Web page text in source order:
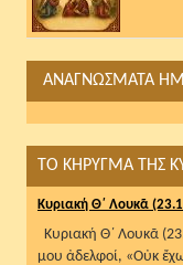
ΑΝΑΓΝΩΣΜΑΤΑ
ΤΟ ΚΗΡΥΓΜΑ ΤΗΣ
Κυριακή Θ΄ Λουκᾶ
Κυριακή Θ΄ Λουκᾶ
μου ἀδελφοί, «Οὐκ